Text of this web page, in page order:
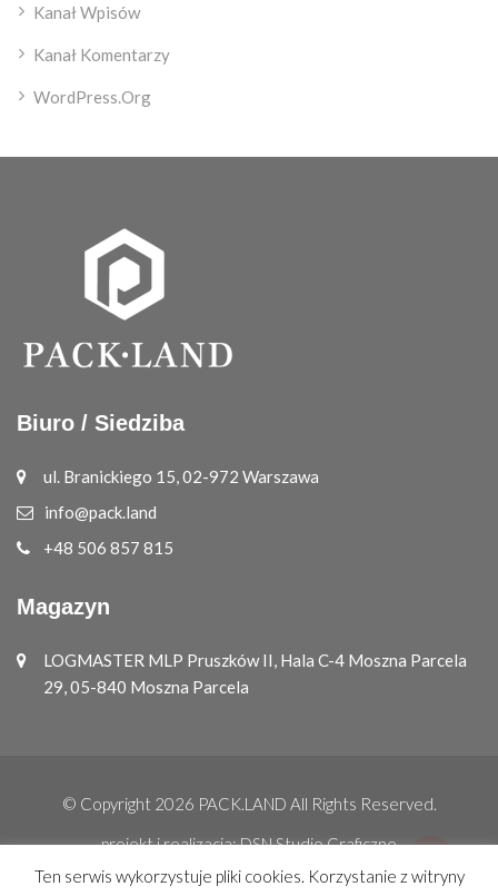
Kanał Wpisów
Kanał Komentarzy
WordPress.org
Biuro / Siedziba
ul. Branickiego 15, 02-972 Warszawa
info@pack.land
+48 506 857 815
Magazyn
LOGMASTER MLP Pruszków II, Hala C-4 Moszna Parcela
29, 05-840 Moszna Parcela
© Copyright 2026 PACK.LAND All Rights Reserved.
projekt i realizacja:DSN Studio Graficzne
Ten serwis wykorzystuje pliki cookies. Korzystanie z witryny